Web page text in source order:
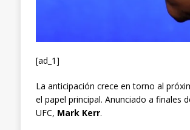
[ad_1]
La anticipación crece en torno al
el papel principal. Anunciado a finales
UFC, Mark Kerr.